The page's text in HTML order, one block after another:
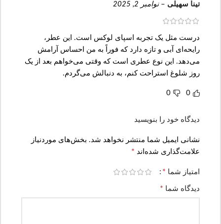
تینا سهیلی – نوامبر 2, 2025
درست مثل یک تجربه اسپای لوکس است. این عطر،
رایحه‌ای آبی و تازه دارد که فوراً به من احساس آرامش
می‌دهد. این نوع عطری است که وقتی می‌خواهم بعد از یک
روز شلوغ استراحت کنم، به دنبالش می‌گردم.
0
0
دیدگاه خود را بنویسید
نشانی ایمیل شما منتشر نخواهد شد. بخش‌های موردنیاز
علامت‌گذاری شده‌اند *
امتیاز شما *
دیدگاه شما *